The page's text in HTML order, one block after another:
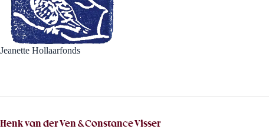
Jeanette Hollaarfonds
Henk van der Ven & Constance Visser